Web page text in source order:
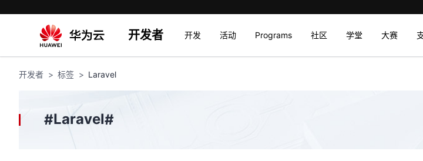
开发者 开发 活动 Programs 社区 学堂 大赛
开发者 标签 Laravel
#Laravel#